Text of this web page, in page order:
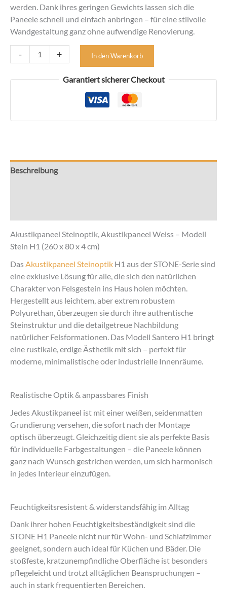
werden. Dank ihres geringen Gewichts lassen sich die
Paneele schnell und einfach anbringen – für eine stilvolle
Wandgestaltung ganz ohne aufwendige Renovierung.
-
Wandpaneel
in
Stone
260x80x4
cm
+ In den Warenkorb
Garantiert sicherer Checkout
Beschreibung
Akustikpaneel Steinoptik, Akustikpaneel Weiss – Modell
Stein H1 (260 x 80 x 4 cm)
DasAkustikpaneel Steinoptik H1 aus der STONE-Serie sind
eine exklusive Lösung für alle, die sich den natürlichen
Charakter von Felsgestein ins Haus holen möchten.
Hergestellt aus leichtem, aber extrem robustem
Polyurethan, überzeugen sie durch ihre authentische
Steinstruktur und die detailgetreue Nachbildung
natürlicher Felsformationen. Das Modell Santero H1 bringt
eine rustikale, erdige Ästhetik mit sich – perfekt für
moderne, minimalistische oder industrielle Innenräume.
Realistische Optik & anpassbares Finish
Jedes Akustikpaneel ist mit einer weißen, seidenmatten
Grundierung versehen, die sofort nach der Montage
optisch überzeugt. Gleichzeitig dient sie als perfekte Basis
für individuelle Farbgestaltungen – die Paneele können
ganz nach Wunsch gestrichen werden, um sich harmonisch
in jedes Interieur einzufügen.
Feuchtigkeitsresistent & widerstandsfähig im Alltag
Dank ihrer hohen Feuchtigkeitsbeständigkeit sind die
STONE H1 Paneele nicht nur für Wohn- und Schlafzimmer
geeignet, sondern auch ideal für Küchen und Bäder. Die
stoßfeste, kratzunempfindliche Oberfläche ist besonders
pflegeleicht und trotzt alltäglichen Beanspruchungen –
auch in stark frequentierten Bereichen.